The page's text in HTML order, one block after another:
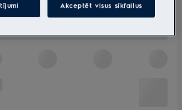
Akceptēt visus sīkfailus